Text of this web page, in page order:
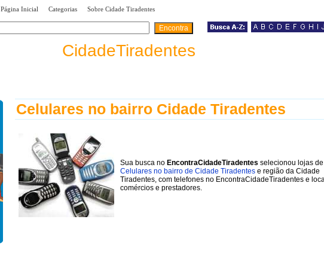
Página Inicial Categorias Sobre Cidade Tiradentes
CidadeTiradentes
Celulares no bairro Cidade Tiradentes
Sua busca no EncontraCidadeTiradentes selecionou lojas de
Celulares no bairro de Cidade Tiradentes e região da Cidade
Tiradentes, com telefones no EncontraCidadeTiradentes e
comércios e prestadores.